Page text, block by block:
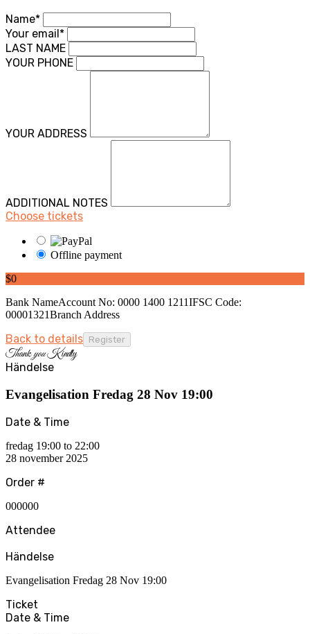
Name*
Your email*
LAST NAME
YOUR PHONE
YOUR ADDRESS
ADDITIONAL NOTES
Choose tickets
Offline payment
$0
Bank NameAccount No: 0000 1400 1211IFSC Code:
00001321Branch Address
Back to details
ThankyouKindly
Händelse
Evangelisation Fredag 28 Nov 19:00
Date & Time
fredag 19:00 to 22:00
28 november 2025
Order #
000000
Attendee
Händelse
Evangelisation Fredag 28 Nov 19:00
Ticket
Date & Time